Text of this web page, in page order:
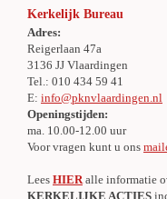
Kerkelijk Bureau
Adres:
Reigerlaan 47a
3136 JJ Vlaardingen
Tel.: 010 434 59 41
E: info@pknvlaardingen.nl
Openingstijden:
ma. 10.00-12.00 uur
Voor vragen kunt u ons
Lees HIER alle informatie
KERKELIJKE ACTIES